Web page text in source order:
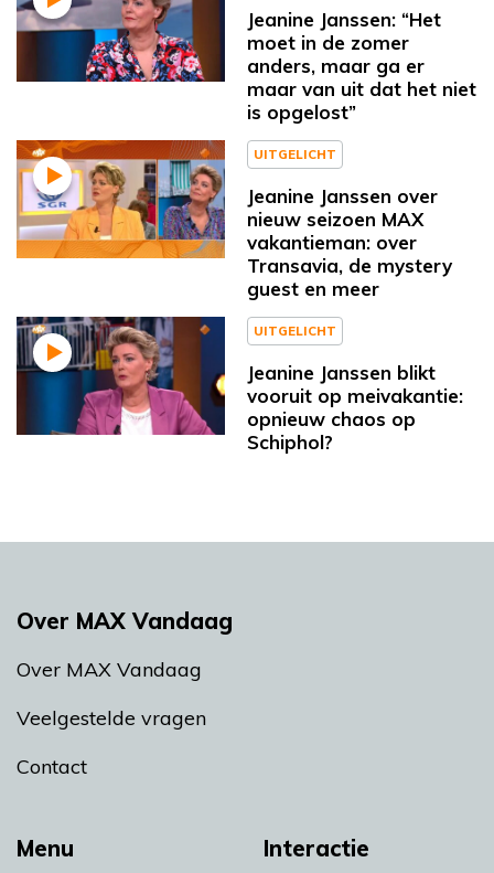
Jeanine Janssen: “Het
moet in de zomer
anders, maar ga er
maar van uit dat het niet
is opgelost”
UITGELICHT
Jeanine Janssen over
nieuw seizoen MAX
vakantieman: over
Transavia, de mystery
guest en meer
UITGELICHT
Jeanine Janssen blikt
vooruit op meivakantie:
opnieuw chaos op
Schiphol?
Menu Interactie
Over MAX Vandaag
Over MAX Vandaag
Veelgestelde vragen
Contact